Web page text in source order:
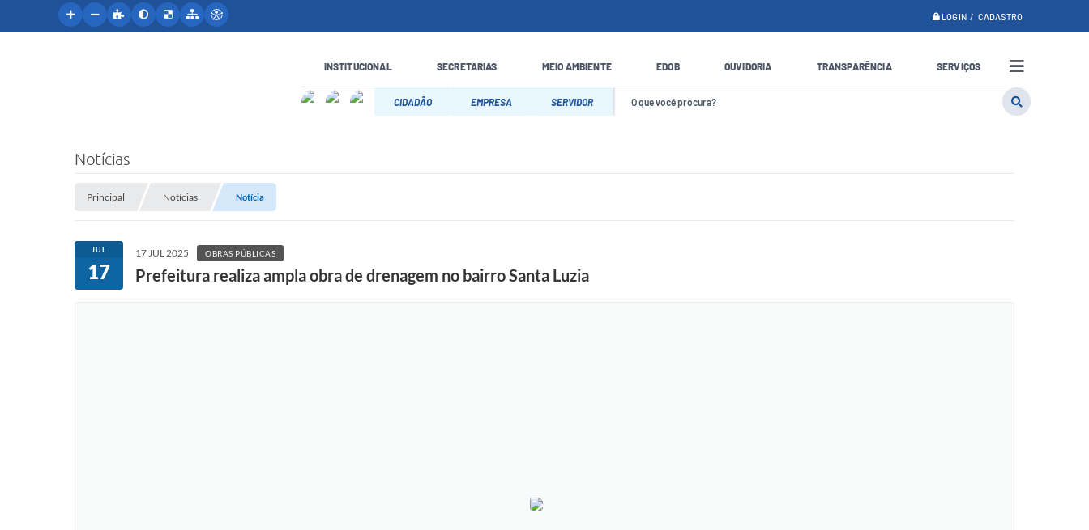
LOGIN / CADASTRO
INSTITUCIONAL SECRETARIAS MEIO AMBIENTE EDOB OUVIDORIA TRANSPARÊNCIA SERVIÇOS
CIDADÃO EMPRESA SERVIDOR
Notícias
Principal Notícias Notícia
JUL
17
17 JUL 2025 OBRAS PÚBLICAS
Prefeitura realiza ampla obra de drenagem no bairro Santa Luzia